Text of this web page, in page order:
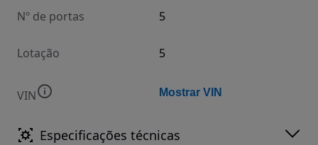
Nº de portas 5
Lotação 5
VIN Mostrar VIN
Especificações técnicas